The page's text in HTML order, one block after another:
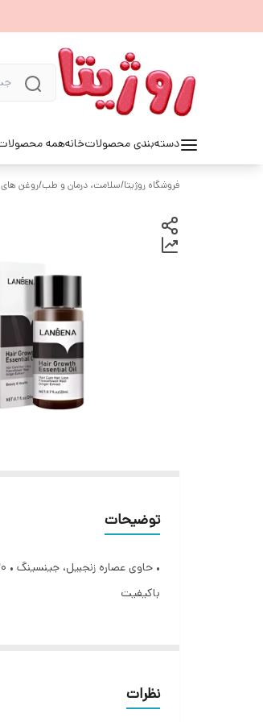
دسته‌بندی محصولاتخانههمه
فروشگاه روژیتا/سلامت، درمان و طب/روغن های
توضیحات
باکیفیت
نظرات